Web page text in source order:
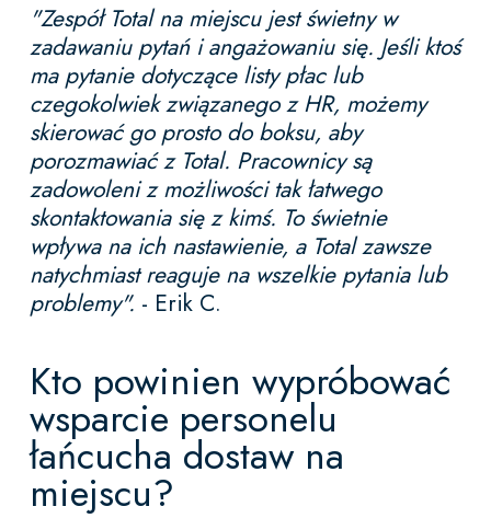
"Zespół Total na miejscu jest świetny w
zadawaniu pytań i angażowaniu się. Jeśli ktoś
ma pytanie dotyczące listy płac lub
czegokolwiek związanego z HR, możemy
skierować go prosto do boksu, aby
porozmawiać z Total. Pracownicy są
zadowoleni z możliwości tak łatwego
skontaktowania się z kimś. To świetnie
wpływa na ich nastawienie, a Total zawsze
natychmiast reaguje na wszelkie pytania lub
problemy". - Erik C.
Kto powinien wypróbować
wsparcie personelu
łańcucha dostaw na
miejscu?